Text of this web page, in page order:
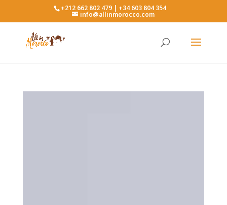
+212 662 802 479 | +34 603 804 354
info@allinmorocco.com